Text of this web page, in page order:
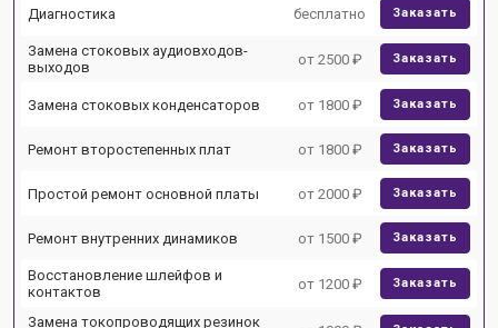
Диагностика бесплатно Заказать
Замена стоковых аудиовходов-
выходов
от 2500 ₽ Заказать
Замена стоковых конденсаторов от 1800 ₽ Заказать
Ремонт второстепенных плат от 1800 ₽ Заказать
Простой ремонт основной платы от 2000 ₽ Заказать
Ремонт внутренних динамиков от 1500 ₽ Заказать
Восстановление шлейфов и
контактов
от 1200 ₽ Заказать
Замена токопроводящих резинок